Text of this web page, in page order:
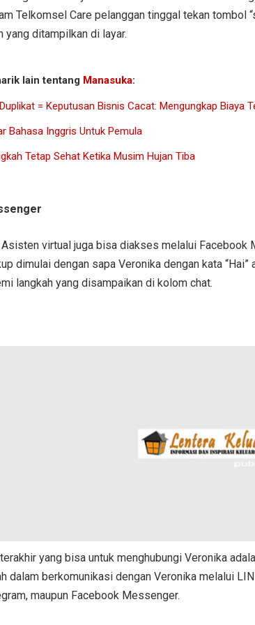
Telkomsel Care pelanggan tinggal tekan tombol
yang ditampilkan di layar.
lain tentang Manasuka:
= Keputusan Bisnis Cacat: Mengungkap Biaya
Bahasa Inggris Untuk Pemula
Tetap Sehat Ketika Musim Hujan Tiba
Asisten virtual juga bisa diakses melalui Facebook
dimulai dengan sapa Veronika dengan kata “Hai”
langkah yang disampaikan di kolom chat.
yang bisa untuk menghubungi Veronika
dalam berkomunikasi dengan Veronika melalui
maupun Facebook Messenger.